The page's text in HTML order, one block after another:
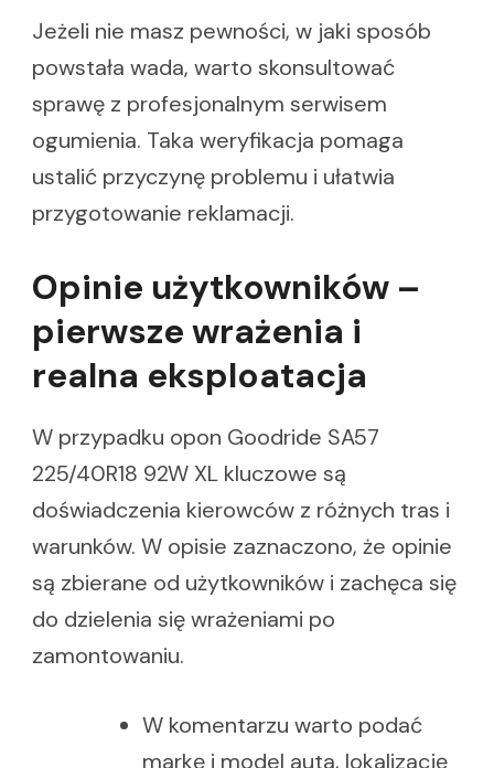
Jeżeli nie masz pewności, w jaki sposób
powstała wada, warto skonsultować
sprawę z profesjonalnym serwisem
ogumienia. Taka weryfikacja pomaga
ustalić przyczynę problemu i ułatwia
przygotowanie reklamacji.
Opinie użytkowników –
pierwsze wrażenia i
realna eksploatacja
W przypadku opon Goodride SA57
225/40R18 92W XL kluczowe są
doświadczenia kierowców z różnych tras i
warunków. W opisie zaznaczono, że opinie
są zbierane od użytkowników i zachęca się
do dzielenia się wrażeniami po
zamontowaniu.
W komentarzu warto podać
markę i model auta, lokalizację